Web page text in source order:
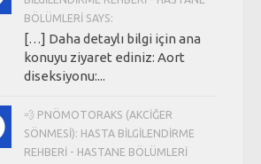
BÖLÜMLERI SAYS:
[…] Daha detaylı bilgi için ana
konuyu ziyaret ediniz: Aort
diseksiyonu:...
💨 PNÖMOTORAKS (AKCIĞER
SÖNMESI): HASTA BILGILENDIRME
REHBERI - HASTANE BÖLÜMLERI